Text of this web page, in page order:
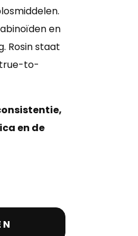
en
Rosin staat
to-
en de